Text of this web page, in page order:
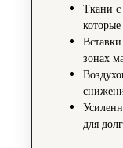
Ткани
зонах
для